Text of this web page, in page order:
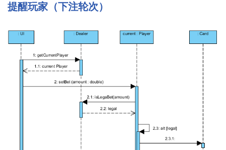
提醒玩家（下注轮次）